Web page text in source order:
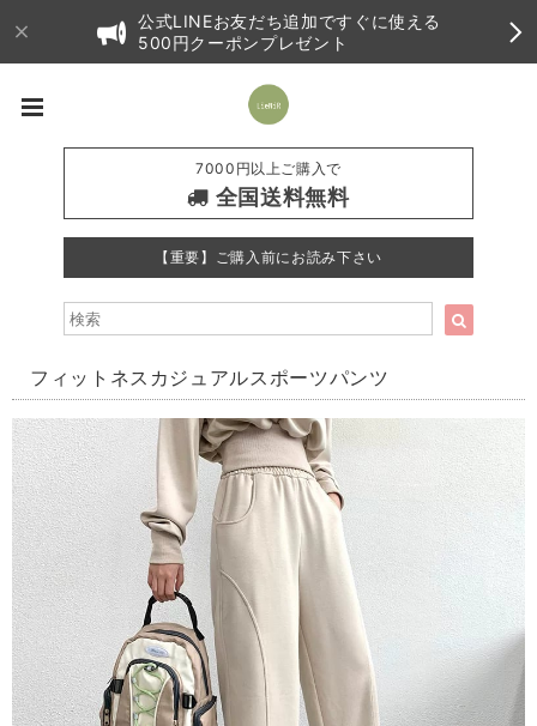
公式LINEお友だち追加ですぐに使える
500円クーポンプレゼント
7000円以上ご購入で
全国送料無料
【重要】ご購入前にお読み下さい
フィットネスカジュアルスポーツパンツ